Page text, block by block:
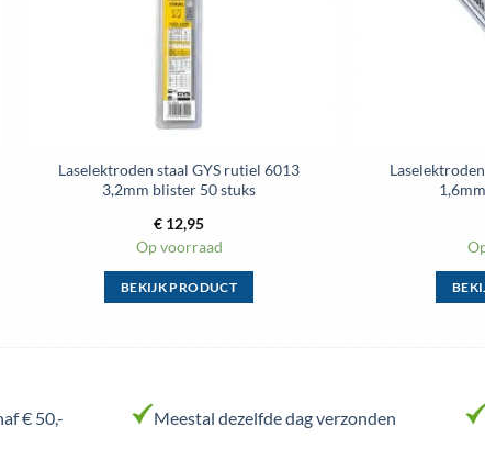
Laselektroden staal GYS rutiel 6013
3,2mm blister 50 stuks
€ 12,95
Op voorraad
BEKIJK PRODUCT
variaties.
€ 50,- Meestal dezelfde dag verzonden